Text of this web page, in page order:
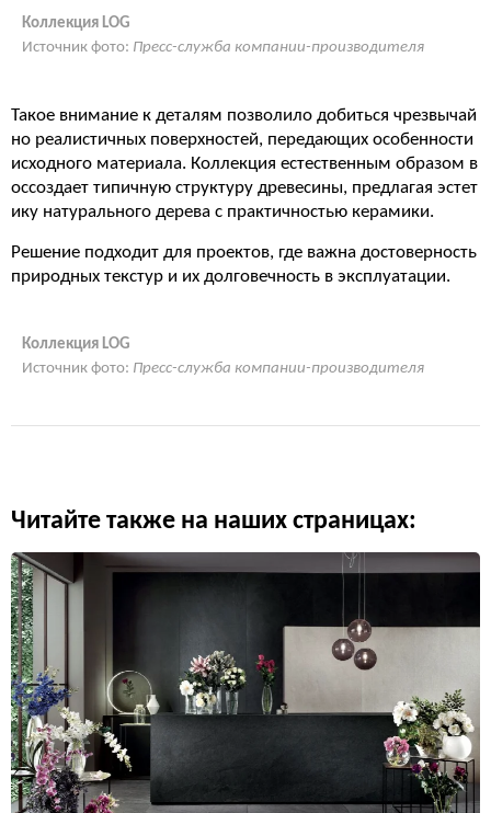
Коллекция LOG
Источник фото: Пресс-служба компании-производителя
Такое внимание к деталям позволило добиться чрезвычай
но реалистичных поверхностей, передающих особенности
исходного материала. Коллекция естественным образом в
оссоздает типичную структуру древесины, предлагая эстет
ику натурального дерева с практичностью керамики.
Решение подходит для проектов, где важна достоверность
природных текстур и их долговечность в эксплуатации.
Коллекция LOG
Источник фото: Пресс-служба компании-производителя
Читайте также на наших страницах: